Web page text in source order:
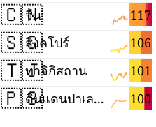
🇨🇳 117
จีน
🇸🇬 106
สิงคโปร์
🇹🇯 101
ทาจิกิสถาน
🇵🇸 100
ดินแดนปาเลสไตน์